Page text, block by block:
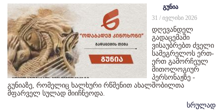
გუნია
31 / ივლისი 2026
დღევანდელ
გადაცემაში
ვისაუბრებთ ძველი
სამეგრელოს ერთ-
ერთ გამორჩეულ
მითოლოგიურ
პერსონაჟზე -
გუნიაზე, რომელიც ხალხური რწმენით ახალშობილთა
მფარველ სულად მიიჩნეოდა.
სრულად